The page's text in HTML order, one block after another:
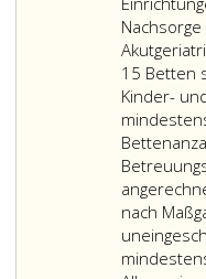
15 Betten
Kinder-
nach